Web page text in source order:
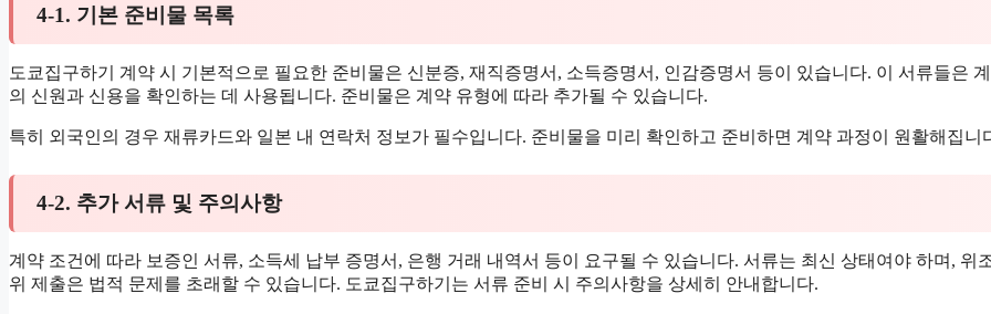
4-1. 기본 준비물 목록
도쿄집구하기 계약 시 기본적으로 필요한 준비물은 신분증, 재직증명서, 소득증명서, 인감증명서 등이 있습니다. 이 서류들은
의 신원과 신용을 확인하는 데 사용됩니다. 준비물은 계약 유형에 따라 추가될 수 있습니다.
특히 외국인의 경우 재류카드와 일본 내 연락처 정보가 필수입니다. 준비물을 미리 확인하고 준비하면 계약 과정이 원활해집니
4-2. 추가 서류 및 주의사항
계약 조건에 따라 보증인 서류, 소득세 납부 증명서, 은행 거래 내역서 등이 요구될 수 있습니다. 서류는 최신 상태여야 하며, 위
위 제출은 법적 문제를 초래할 수 있습니다. 도쿄집구하기는 서류 준비 시 주의사항을 상세히 안내합니다.